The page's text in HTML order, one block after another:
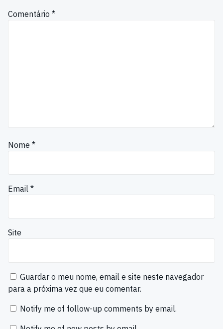
Comentário *
Nome *
Email *
Site
Guardar o meu nome, email e site neste navegador
para a próxima vez que eu comentar.
Notify me of follow-up comments by email.